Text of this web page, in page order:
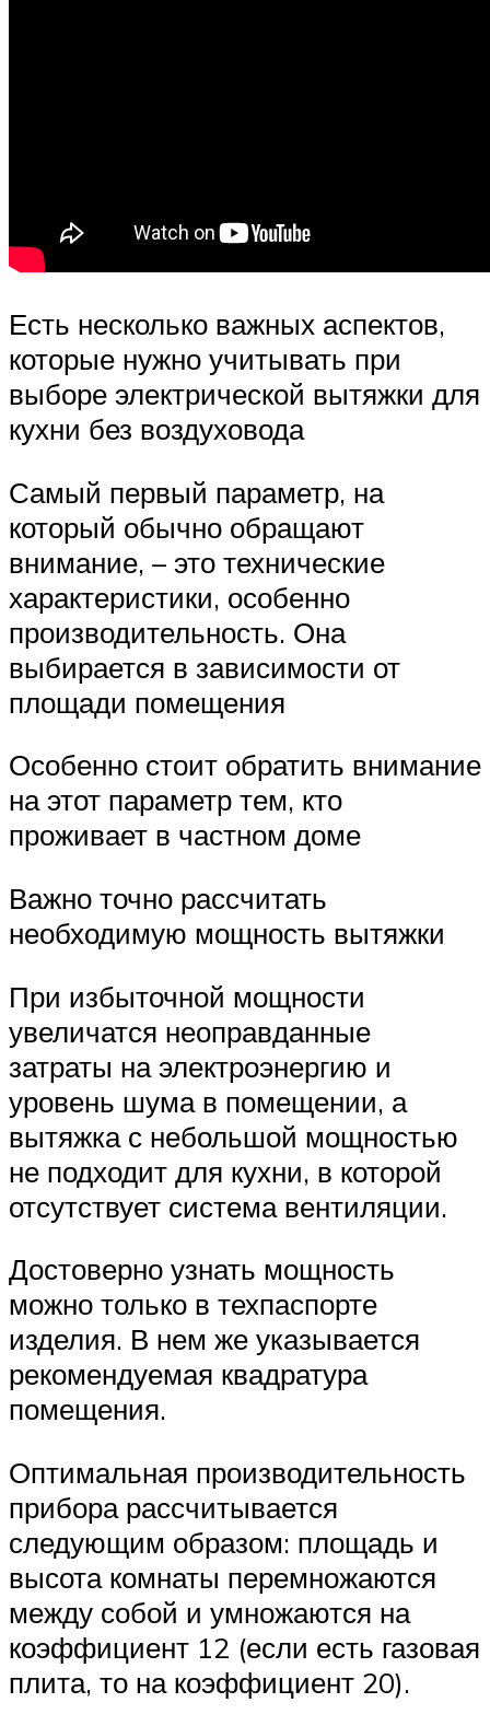
Есть несколько важных аспектов,
которые нужно учитывать при
выборе электрической вытяжки для
кухни без воздуховода
Самый первый параметр, на
который обычно обращают
внимание, – это технические
характеристики, особенно
производительность. Она
выбирается в зависимости от
площади помещения
Особенно стоит обратить внимание
на этот параметр тем, кто
проживает в частном доме
Важно точно рассчитать
необходимую мощность вытяжки
При избыточной мощности
увеличатся неоправданные
затраты на электроэнергию и
уровень шума в помещении, а
вытяжка с небольшой мощностью
не подходит для кухни, в которой
отсутствует система вентиляции.
Достоверно узнать мощность
можно только в техпаспорте
изделия. В нем же указывается
рекомендуемая квадратура
помещения.
Оптимальная производительность
прибора рассчитывается
следующим образом: площадь и
высота комнаты перемножаются
между собой и умножаются на
коэффициент 12 (если есть газовая
плита, то на коэффициент 20).